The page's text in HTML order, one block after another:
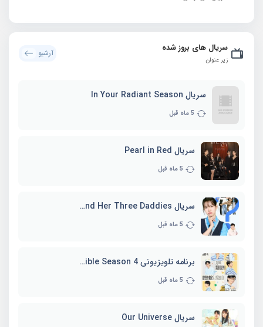
سریال های بروز شده
زیر عنوان
آرشیو
سریال In Your Radiant Season
5 ماه قبل
سریال Pearl in Red
5 ماه قبل
سریال Marie and Her Three Daddies
5 ماه قبل
برنامه تلویزیونی Whenever Possible Season 4
5 ماه قبل
سریال Our Universe